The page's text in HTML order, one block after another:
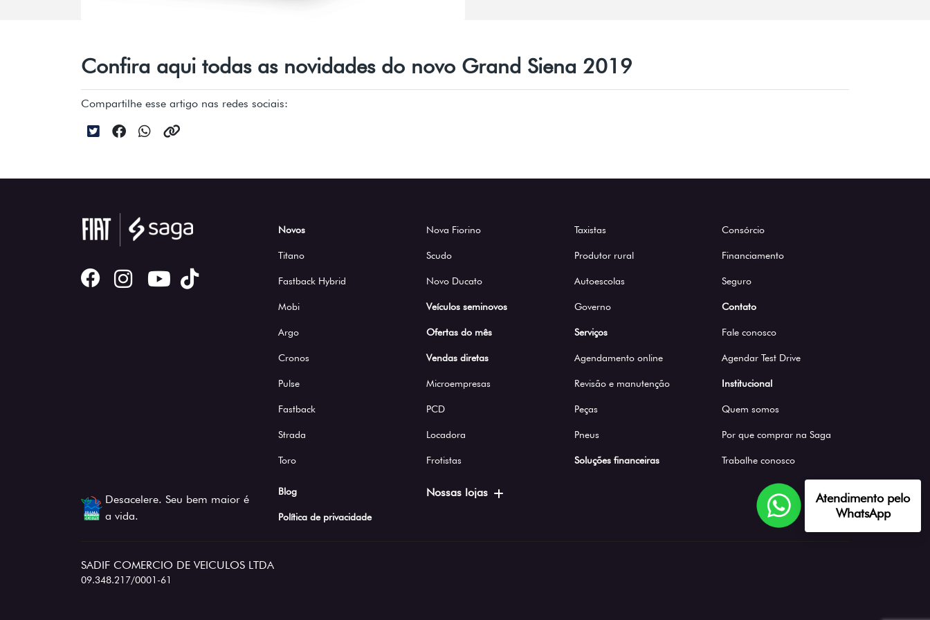
Confira aqui todas as novidades do novo Grand Siena 2019
Compartilhe esse artigo nas redes sociais:
Desacelere. Seu bem maior é
a vida.
Novos
Titano
Fastback Hybrid
Mobi
Argo
Cronos
Pulse
Fastback
Strada
Toro
Nova Fiorino
Scudo
Novo Ducato
Veículos seminovos
Ofertas do mês
Vendas diretas
Microempresas
PCD
Locadora
Frotistas
Taxistas
Produtor rural
Autoescolas
Governo
Serviços
Agendamento online
Revisão e manutenção
Peças
Pneus
Soluções financeiras
Consórcio
Financiamento
Seguro
Contato
Fale conosco
Agendar Test Drive
Institucional
Quem somos
Por que comprar na Saga
Trabalhe conosco
Blog
Política de privacidade
Nossas lojas
SADIF COMERCIO DE VEICULOS LTDA
09.348.217/0001-61
Atendimento pelo
WhatsApp